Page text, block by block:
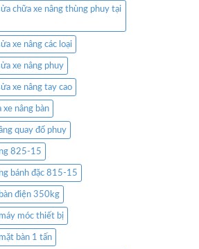
chữa xe nâng thùng phuy tại
xe nâng các loại
xe nâng phuy
xe nâng tay cao
xe nâng bàn
quay đổ phuy
825-15
bánh đặc 815-15
điện 350kg
móc thiết bị
bàn 1 tấn